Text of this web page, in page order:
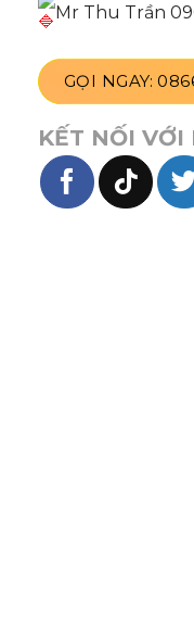
Mr Thu Trần
GỌI NGAY:
KẾT NỐI